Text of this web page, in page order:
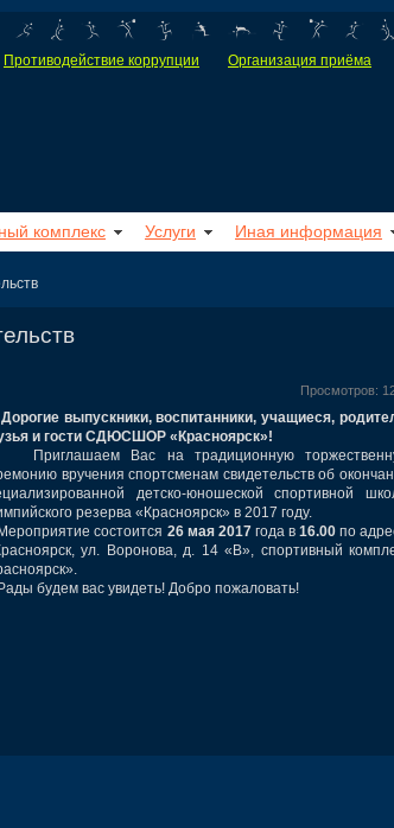
Противодействие коррупции Организация приёма
комплекс Услуги Иная информация
Просмотров:
Дорогие выпускники, воспитанники, учащиеся,
и гости СДЮСШОР «Красноярск»!
Вас на традиционную
вручения спортсменам свидетельств об
детско-юношеской спортивной
резерва «Красноярск» в 2017 году.
состоится 26 мая 2017года в 16.00по
ул. Воронова, д. 14 «В», спортивный
будем вас увидеть! Добро пожаловать!